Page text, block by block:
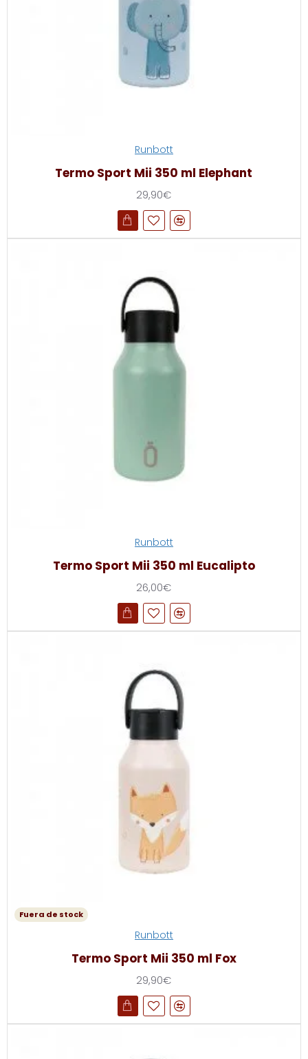
Runbott
Termo Sport Mii 350 ml Elephant
29,90€
Runbott
Termo Sport Mii 350 ml Eucalipto
26,00€
Fuera de stock
Runbott
Termo Sport Mii 350 ml Fox
29,90€